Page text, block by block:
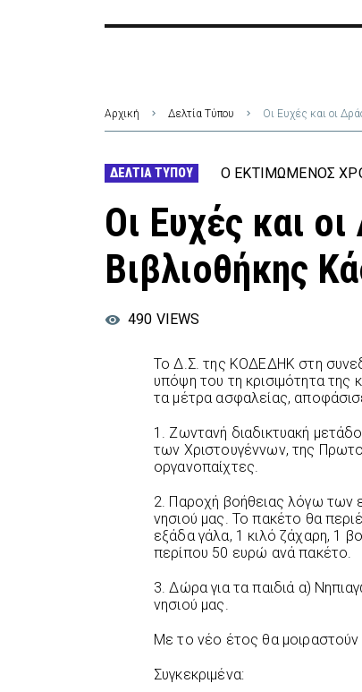
Αρχική Δελτία Τύπου Οι Ευχές και οι
ΔΕΛΤΊΑ ΤΎΠΟΥ Ο ΕΚΤΙΜΏΜΕΝΟΣ
Οι Ευχές και
Βιβλιοθήκης
490 VIEWS
Το Δ.Σ. της ΚΟΔΕΔΗΚ στη
υπόψη του τη κρισιμότητα
τα μέτρα ασφαλείας,
1. Ζωντανή διαδικτυακή
των Χριστουγέννων, της
οργανοπαίχτες.
2. Παροχή βοήθειας λόγω των
νησιού μας. Το πακέτο θα
εξάδα γάλα, 1 κιλό ζάχαρη, 1
περίπου 50 ευρώ ανά πακέτο.
3. Δώρα για τα παιδιά α)
νησιού μας.
Με το νέο έτος θα μοιραστούν
Συγκεκριμένα: